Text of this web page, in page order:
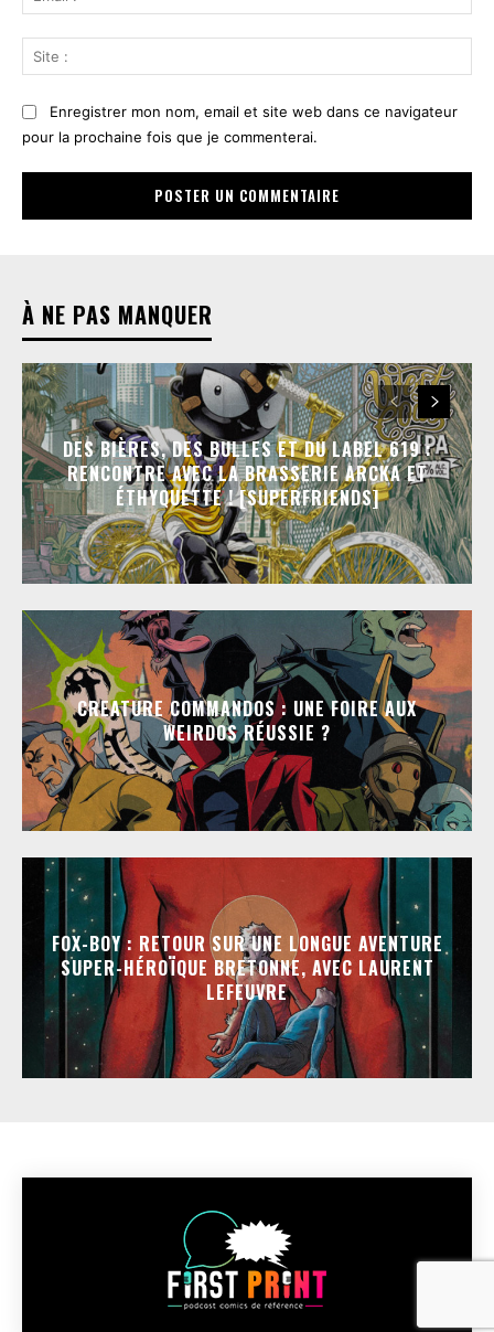
:*
:
Enregistrer mon nom, email et site web dans ce navigateur
pour la prochaine fois que je commenterai.
À NE PAS MANQUER
DES BIÈRES, DES BULLES ET DU LABEL 619 :
RENCONTRE AVEC LA BRASSERIE ARCKA ET
ÉTHYQUETTE ! [SUPERFRIENDS]
CREATURE COMMANDOS : UNE FOIRE AUX
WEIRDOS RÉUSSIE ?
FOX-BOY : RETOUR SUR UNE LONGUE AVENTURE
SUPER-HÉROÏQUE BRETONNE, AVEC LAURENT
LEFEUVRE